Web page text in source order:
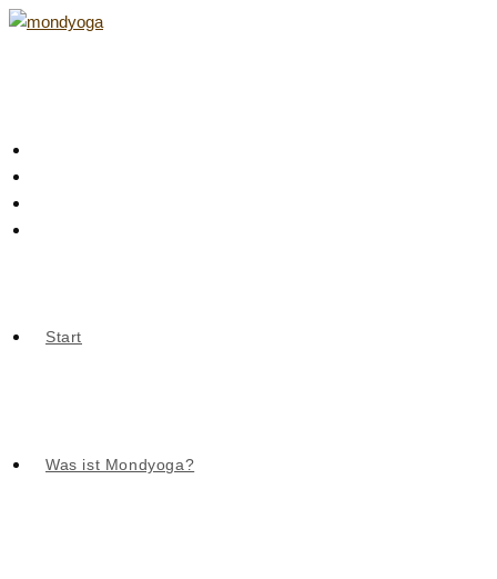
Zum
Start
Was ist Mondyoga?